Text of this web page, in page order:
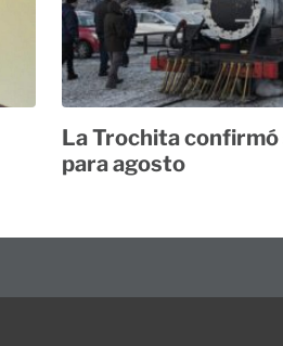
La Trochita
para agosto